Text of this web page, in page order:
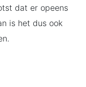
dat er opeens
is het dus ook